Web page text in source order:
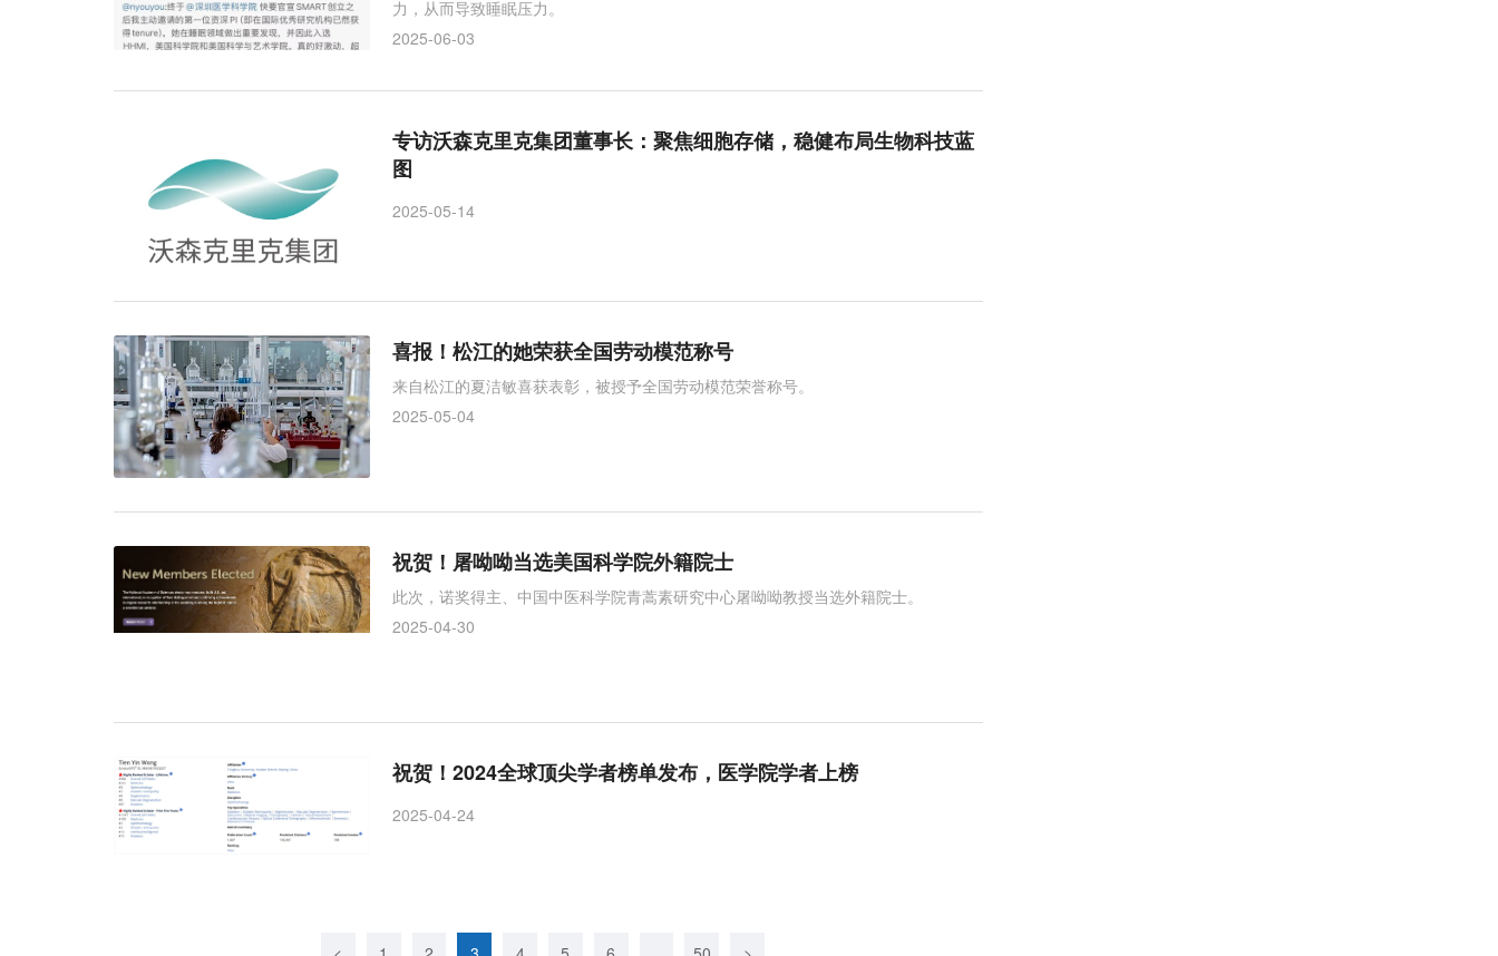
力，从而导致睡眠压力。
2025-06-03
专访沃森克里克集团董事长：聚焦细胞存储，稳健布局生物科技蓝
图
2025-05-14
喜报！松江的她荣获全国劳动模范称号
来自松江的夏洁敏喜获表彰，被授予全国劳动模范荣誉称号。
2025-05-04
祝贺！屠呦呦当选美国科学院外籍院士
此次，诺奖得主、中国中医科学院青蒿素研究中心屠呦呦教授当选外籍院士。
2025-04-30
祝贺！2024全球顶尖学者榜单发布，医学院学者上榜
2025-04-24